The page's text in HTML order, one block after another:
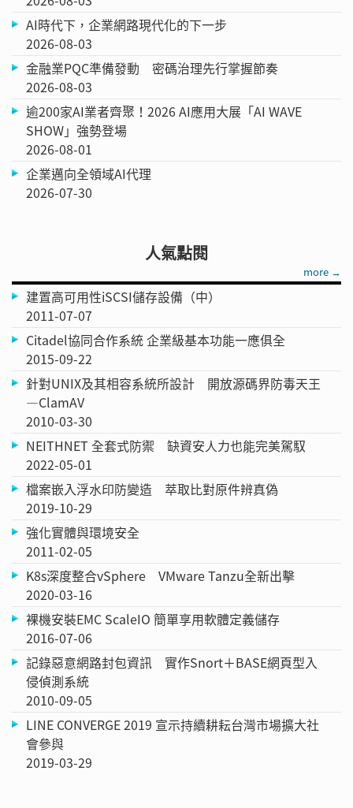
AI時代下，企業網路現代化的下一步
2026-08-03
金融業PQC準備發動 密碼治理先行掌握節奏
2026-08-03
逾200家AI業者齊聚！2026 AI應用大展「AI WAVE
SHOW」強勢登場
2026-08-01
企業邁向全領域AI代理
2026-07-30
人氣點閱
more →
建置高可用性iSCSI儲存設備（中）
2011-07-07
Citadel協同合作系統 企業級基本功能一應俱全
2015-09-22
針對UNIX及其相容系統所設計 開放源碼界防毒天王
—ClamAV
2010-03-30
NEITHNET 全套式防禦 缺資安人力也能完美駕馭
2022-05-01
檔案嵌入浮水印防變造 萃取比對原件辨真偽
2019-10-29
強化實體與環境安全
2011-02-05
K8s深度整合vSphere VMware Tanzu全新出擊
2020-03-16
裸機安裝EMC ScaleIO 簡單享用軟體定義儲存
2016-07-06
記錄惡意網路封包資訊 實作Snort＋BASE網頁型入
侵偵測系統
2010-09-05
LINE CONVERGE 2019 宣示持續耕耘台灣市場擴大社
會參與
2019-03-29